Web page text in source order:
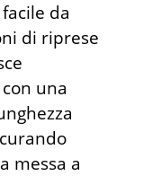
da
di riprese
una
messa a